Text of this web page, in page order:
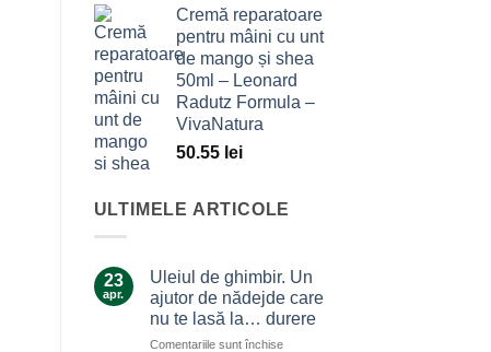
Cremă reparatoare
pentru mâini cu unt
de mango și shea
50ml – Leonard
Radutz Formula –
VivaNatura
50.55 lei
ULTIMELE ARTICOLE
23
apr.
Uleiul de ghimbir. Un
ajutor de nădejde care
nu te lasă la… durere
Comentariile sunt închisepentru